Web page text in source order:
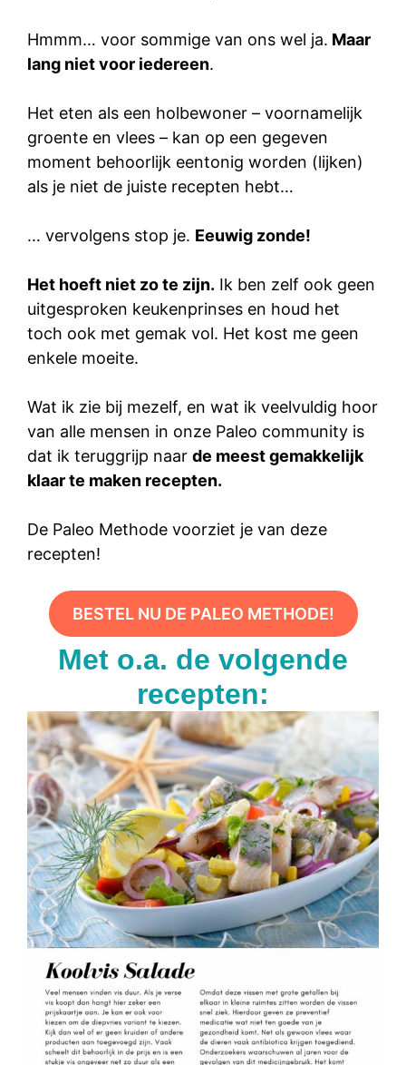
Hmmm… voor sommige van ons wel ja. Maar
lang niet voor iedereen.
Het eten als een holbewoner – voornamelijk
groente en vlees – kan op een gegeven
moment behoorlijk eentonig worden (lijken)
als je niet de juiste recepten hebt…
… vervolgens stop je. Eeuwig zonde!
Het hoeft niet zo te zijn. Ik ben zelf ook geen
uitgesproken keukenprinses en houd het
toch ook met gemak vol. Het kost me geen
enkele moeite.
Wat ik zie bij mezelf, en wat ik veelvuldig hoor
van alle mensen in onze Paleo community is
dat ik teruggrijp naar de meest gemakkelijk
klaar te maken recepten.
De Paleo Methode voorziet je van deze
recepten!
BESTEL NU DE PALEO METHODE!
Met o.a. de volgende
recepten: